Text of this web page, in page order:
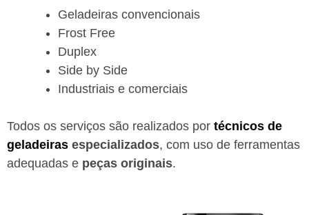
Geladeiras convencionais
Frost Free
Duplex
Side by Side
Industriais e comerciais
Todos os serviços são realizados por técnicos de
geladeiras especializados, com uso de ferramentas
adequadas e peças originais.